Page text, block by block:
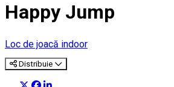
Happy Jump
Loc de joacă indoor
Distribuie